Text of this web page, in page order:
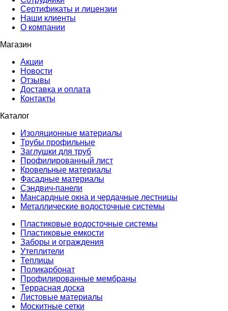
Сертификаты и лицензии
Наши клиенты
О компании
Магазин
Акции
Новости
Отзывы
Доставка и оплата
Контакты
Каталог
Изоляционные материалы
Трубы профильные
Заглушки для труб
Профилированный лист
Кровельные материалы
Фасадные материалы
Сэндвич-панели
Мансардные окна и чердачные лестницы
Металлические водосточные системы
Пластиковые водосточные системы
Пластиковые емкости
Заборы и ограждения
Утеплители
Теплицы
Поликарбонат
Профилированные мембраны
Террасная доска
Листовые материалы
Москитные сетки